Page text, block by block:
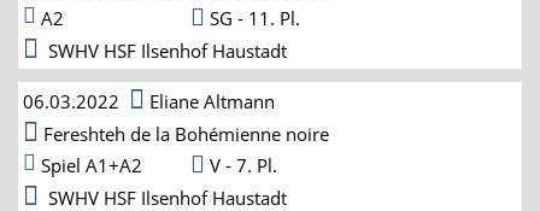
A2
SG - 11. Pl.
SWHV HSF Ilsenhof Haustadt
06.03.2022
Eliane Altmann
Fereshteh de la Bohémienne noire
Spiel A1+A2
V - 7. Pl.
SWHV HSF Ilsenhof Haustadt